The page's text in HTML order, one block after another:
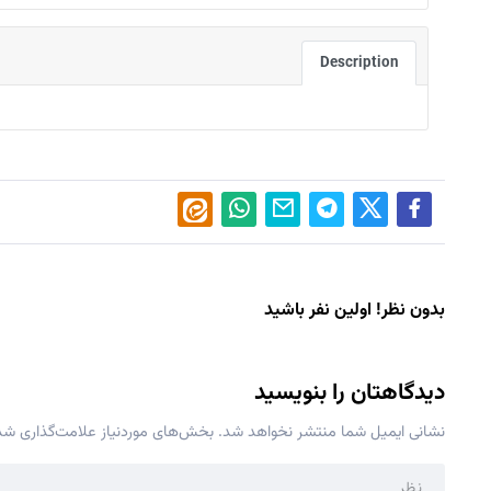
Description
بدون نظر! اولین نفر باشید
دیدگاهتان را بنویسید
نشانی ایمیل شما منتشر نخواهد شد. بخش‌های موردنیاز علامت‌گذاری